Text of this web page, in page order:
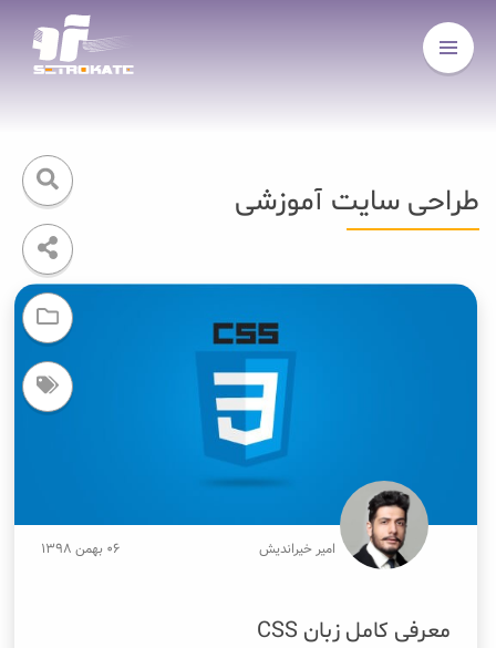
طراحی سایت آموزشی
امیر خیراندیش ۰۶ بهمن ۱۳۹۸
معرفی کامل زبان CSS